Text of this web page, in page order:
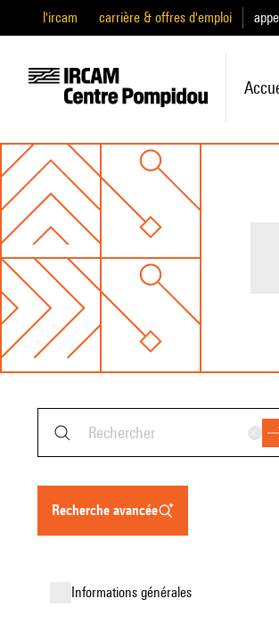
l'ircam carrière & offres d'emploi
recherche avancée
informations générales